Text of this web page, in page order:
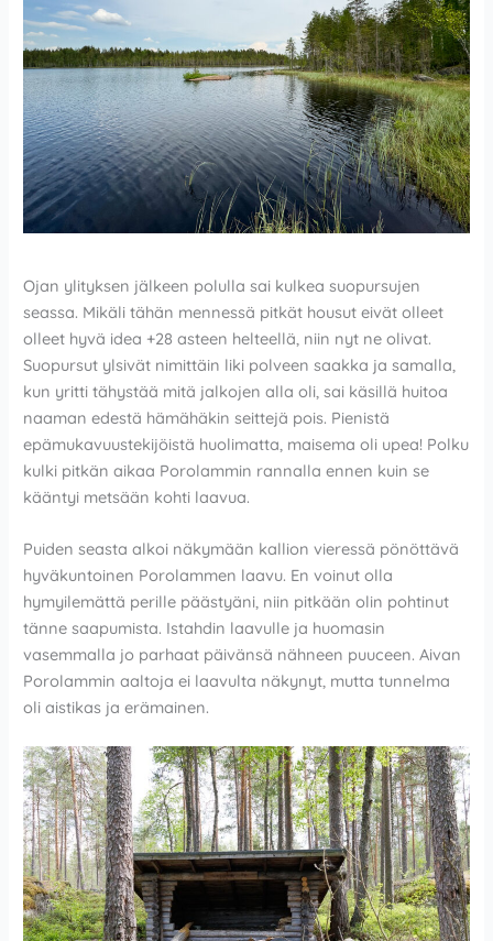
Ojan ylityksen jälkeen polulla sai kulkea suopursujen
seassa. Mikäli tähän mennessä pitkät housut eivät olleet
olleet hyvä idea +28 asteen helteellä, niin nyt ne olivat.
Suopursut ylsivät nimittäin liki polveen saakka ja samalla,
kun yritti tähystää mitä jalkojen alla oli, sai käsillä huitoa
naaman edestä hämähäkin seittejä pois. Pienistä
epämukavuustekijöistä huolimatta, maisema oli upea! Polku
kulki pitkän aikaa Porolammin rannalla ennen kuin se
kääntyi metsään kohti laavua.
Puiden seasta alkoi näkymään kallion vieressä pönöttävä
hyväkuntoinen Porolammen laavu. En voinut olla
hymyilemättä perille päästyäni, niin pitkään olin pohtinut
tänne saapumista. Istahdin laavulle ja huomasin
vasemmalla jo parhaat päivänsä nähneen puuceen. Aivan
Porolammin aaltoja ei laavulta näkynyt, mutta tunnelma
oli aistikas ja erämainen.